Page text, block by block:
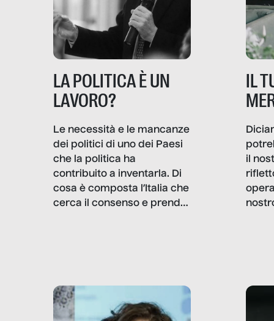
LA POLITICA È UN
LAVORO?
Le necessità e le mancanze
dei politici di uno dei Paesi
che la politica ha
contribuito a inventarla. Di
cosa è composta l’Italia che
cerca il consenso e prende
IL
il